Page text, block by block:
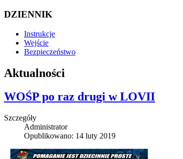
DZIENNIK
Instrukcje
Wejście
Bezpieczeństwo
Aktualności
WOŚP po raz drugi w LOVII
Szczegóły
Administrator
Opublikowano: 14 luty 2019